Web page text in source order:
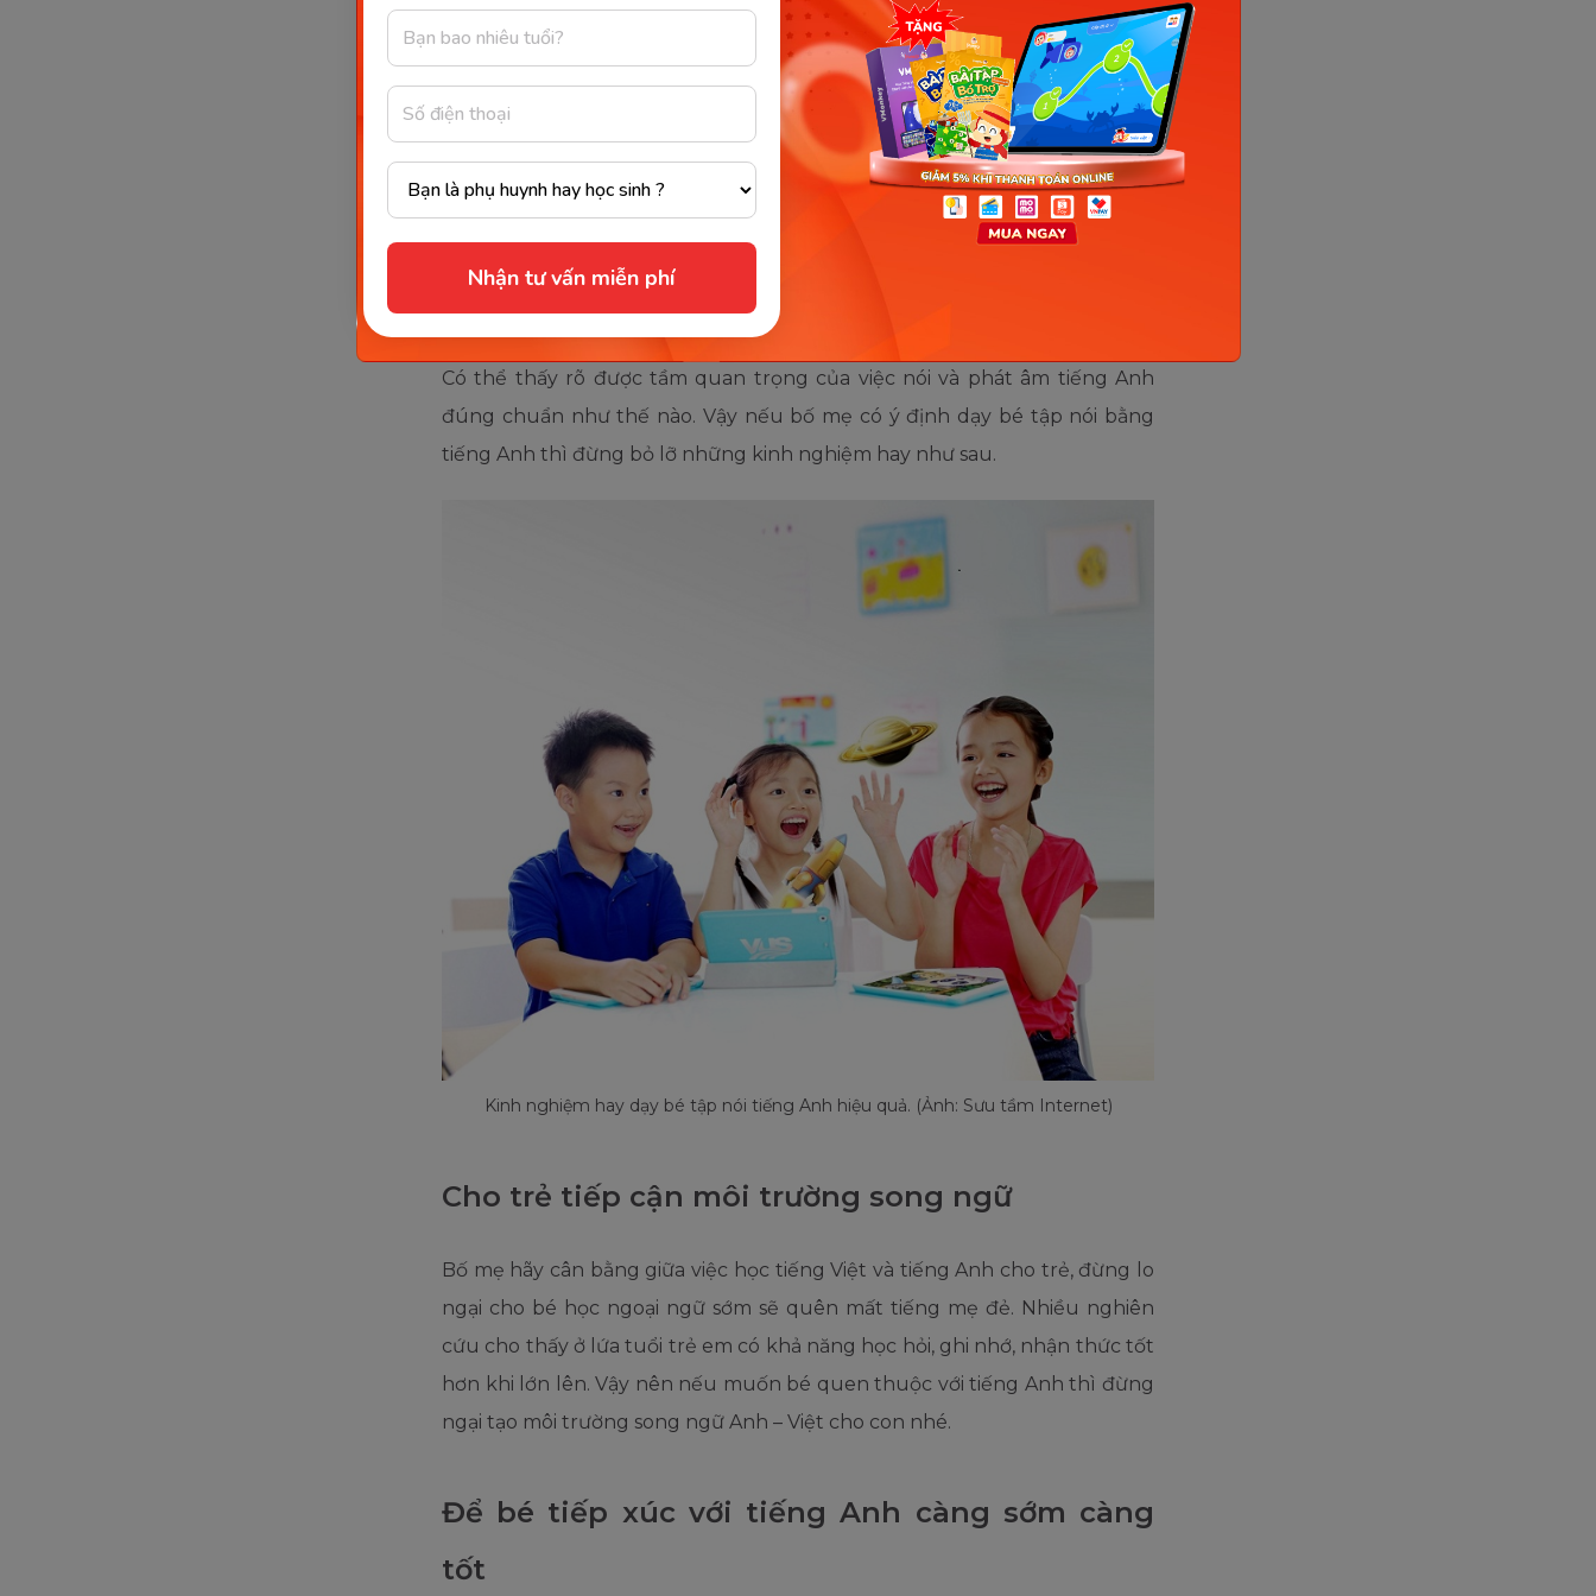
Nhận tư vấn miễn phí
không lưu ý để bé lắng nghe và học phát âm đúng chuẩn sẽ dẫn đến
nhiều sai sót về sau vì không có nền tảng chắc chắn. Vậy nên hãy để cho
trẻ em tiếp cận với tiếng Anh một cách chính xác và chất lượng ngay từ
đầu luôn nhé.
Kinh nghiệm dạy bé tập nói tiếng Anh bố
mẹ nên biết
Có thể thấy rõ được tầm quan trọng của việc nói và phát âm tiếng Anh
đúng chuẩn như thế nào. Vậy nếu bố mẹ có ý định dạy bé tập nói bằng
tiếng Anh thì đừng bỏ lỡ những kinh nghiệm hay như sau.
Kinh nghiệm hay dạy bé tập nói tiếng Anh hiệu quả. (Ảnh: Sưu tầm Internet)
Cho trẻ tiếp cận môi trường song ngữ
Bố mẹ hãy cân bằng giữa việc học tiếng Việt và tiếng Anh cho trẻ, đừng lo
ngại cho bé học ngoại ngữ sớm sẽ quên mất tiếng mẹ đẻ. Nhiều nghiên
cứu cho thấy ở lứa tuổi trẻ em có khả năng học hỏi, ghi nhớ, nhận thức tốt
hơn khi lớn lên. Vậy nên nếu muốn bé quen thuộc với tiếng Anh thì đừng
ngại tạo môi trường song ngữ Anh – Việt cho con nhé.
Để bé tiếp xúc với tiếng Anh càng sớm càng
tốt